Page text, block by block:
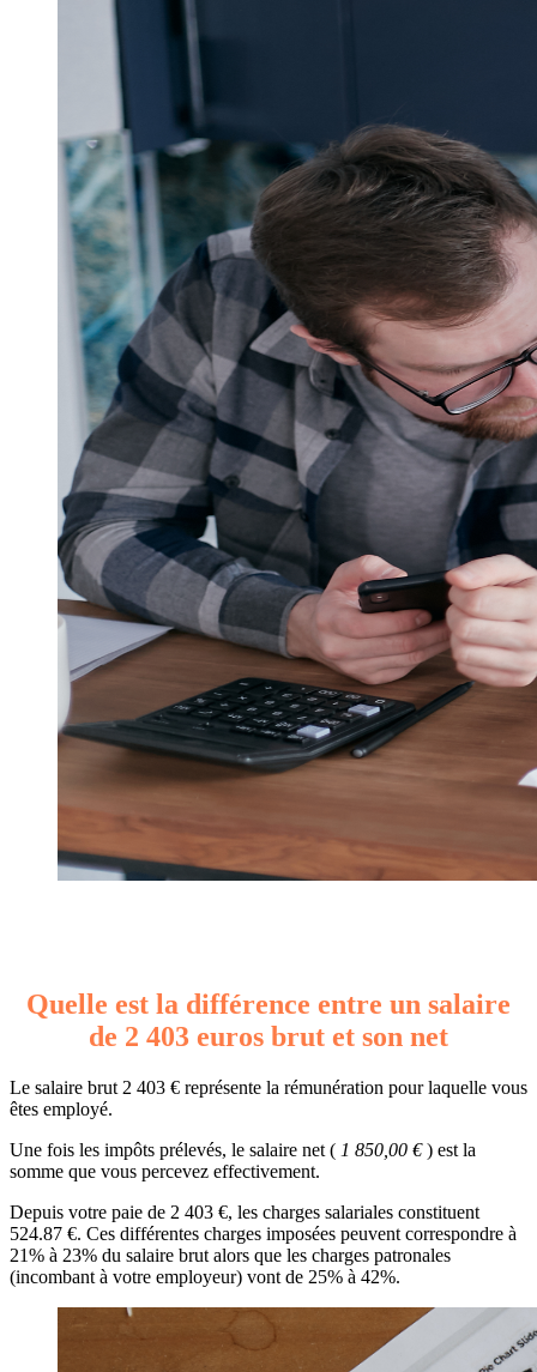
Quelle est la différence entre un salaire
de 2 403 euros brut et son net
Le salaire brut 2 403 € représente la rémunération pour laquelle vous
êtes employé.
Une fois les impôts prélevés, le salaire net ( 1 850,00 €) est la
somme que vous percevez effectivement.
Depuis votre paie de 2 403 €, les charges salariales constituent
524.87 €. Ces différentes charges imposées peuvent correspondre à
21% à 23% du salaire brut alors que les charges patronales
(incombant à votre employeur) vont de 25% à 42%.